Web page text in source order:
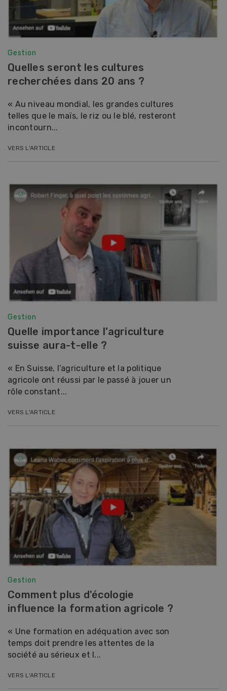
Gestion
Quelles seront les cultures
recherchées dans 20 ans ?
« Au niveau mondial, les grandes cultures
telles que le maïs, le riz ou le blé, resteront
incontourn...
VERS L'ARTICLE
Gestion
Quelle importance l’agriculture
suisse aura-t-elle ?
« En Suisse, l’agriculture et la politique
agricole ont réussi par le passé à jouer un
rôle constant...
VERS L'ARTICLE
Gestion
Comment plus d'écologie
influence la formation agricole ?
« Une formation en adéquation avec son
temps doit prendre les attentes de la
société au sérieux et l...
VERS L'ARTICLE